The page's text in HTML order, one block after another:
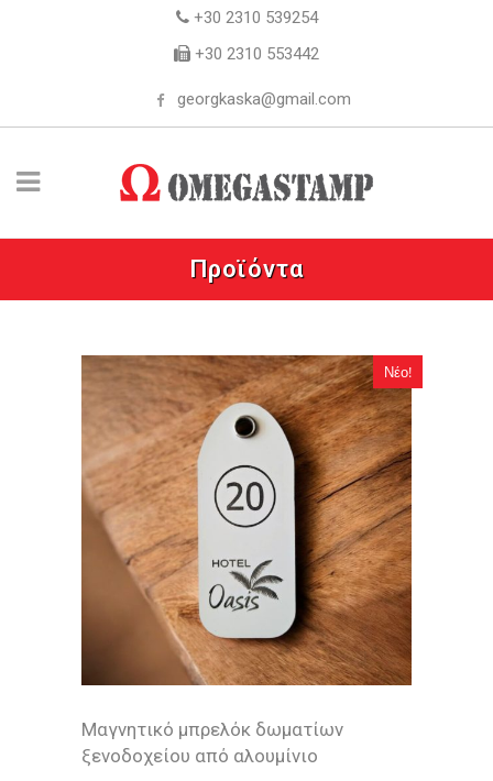
+30 2310 539254
+30 2310 553442
georgkaska@gmail.com
Προϊόντα
Νέο!
Μαγνητικό μπρελόκ δωματίων
ξενοδοχείου από αλουμίνιο